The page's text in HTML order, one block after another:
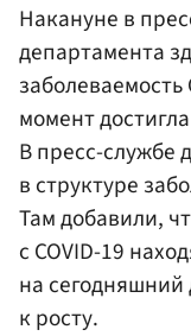
Накануне в
департамента
заболеваемость
момент
В пресс-службе
в структуре
Там добавили,
с COVID-19
на сегодняшний
к росту.